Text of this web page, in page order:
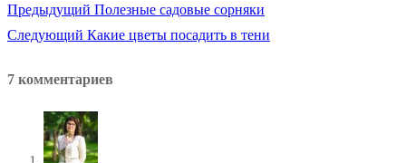
Навигация
записям
Предыдущий Предыдущая
запись:
Полезные садовые сорняки
Следующий Следующая
Какие цветы посадить в тени
7 комментариев